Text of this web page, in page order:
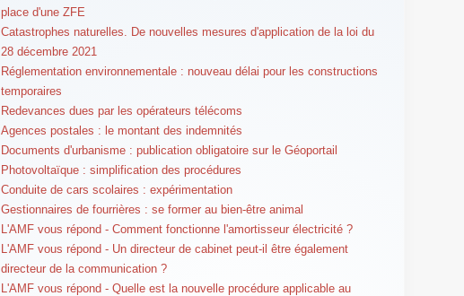
place d'une ZFE
Catastrophes naturelles. De nouvelles mesures d'application de la loi du
28 décembre 2021
Réglementation environnementale : nouveau délai pour les constructions
temporaires
Redevances dues par les opérateurs télécoms
Agences postales : le montant des indemnités
Documents d'urbanisme : publication obligatoire sur le Géoportail
Photovoltaïque : simplification des procédures
Conduite de cars scolaires : expérimentation
Gestionnaires de fourrières : se former au bien-être animal
L'AMF vous répond - Comment fonctionne l'amortisseur électricité ?
L'AMF vous répond - Un directeur de cabinet peut-il être également
directeur de la communication ?
L'AMF vous répond - Quelle est la nouvelle procédure applicable au